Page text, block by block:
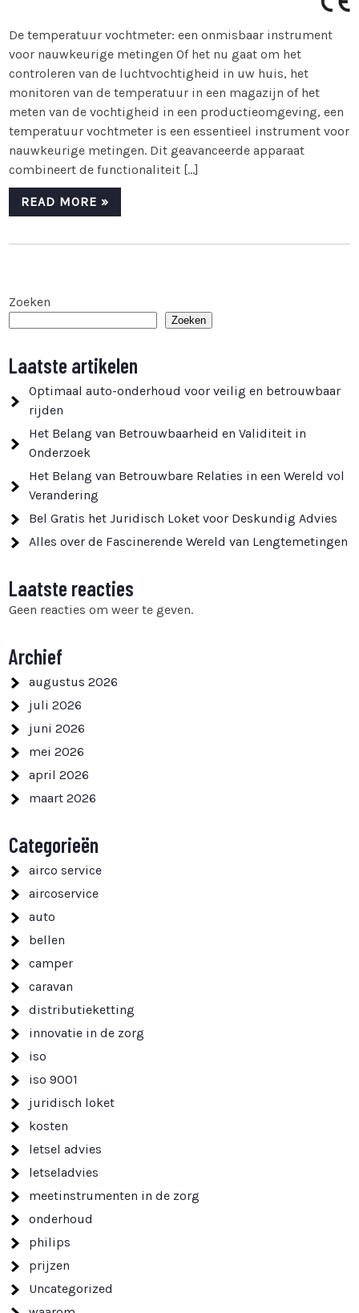
De temperatuur vochtmeter: een onmisbaar instrument
voor nauwkeurige metingen Of het nu gaat om het
controleren van de luchtvochtigheid in uw huis, het
monitoren van de temperatuur in een magazijn of het
meten van de vochtigheid in een productieomgeving, een
temperatuur vochtmeter is een essentieel instrument voor
nauwkeurige metingen. Dit geavanceerde apparaat
combineert de functionaliteit […]
READ MORE »
Zoeken
Zoeken
Laatste artikelen
Optimaal auto-onderhoud voor veilig en betrouwbaar
rijden
Het Belang van Betrouwbaarheid en Validiteit in
Onderzoek
Het Belang van Betrouwbare Relaties in een Wereld vol
Verandering
Bel Gratis het Juridisch Loket voor Deskundig Advies
Alles over de Fascinerende Wereld van Lengtemetingen
Laatste reacties
Geen reacties om weer te geven.
Archief
augustus 2026
juli 2026
juni 2026
mei 2026
april 2026
maart 2026
Categorieën
airco service
aircoservice
auto
bellen
camper
caravan
distributieketting
innovatie in de zorg
iso
iso 9001
juridisch loket
kosten
letsel advies
letseladvies
meetinstrumenten in de zorg
onderhoud
philips
prijzen
Uncategorized